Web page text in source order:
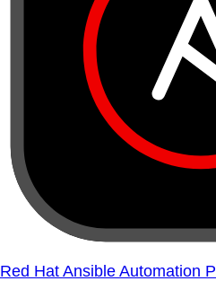
Red Hat Ansible Automation